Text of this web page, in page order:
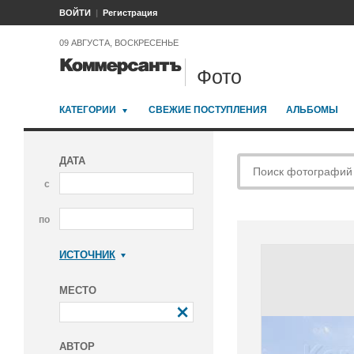
ВОЙТИ Регистрация
09 АВГУСТА, ВОСКРЕСЕНЬЕ
Фото
КАТЕГОРИИ СВЕЖИЕ ПОСТУПЛЕНИЯ АЛЬБОМЫ
ДАТА
с
по
ИСТОЧНИК
МЕСТО
АВТОР